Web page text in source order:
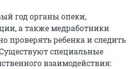
год органы опеки,
а также медработники
проверять ребенка и следить
специальные
взаимодействия: